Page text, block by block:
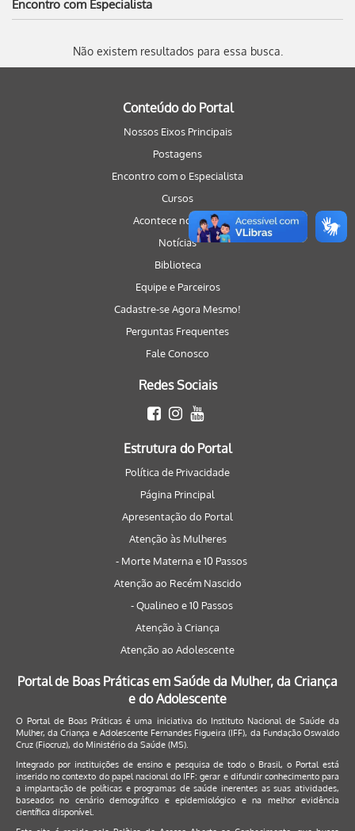
Encontro com Especialista
Não existem resultados para essa busca.
Conteúdo do Portal
Nossos Eixos Principais
Postagens
Encontro com o Especialista
Cursos
Acontece no Portal
Notícias
Biblioteca
Equipe e Parceiros
Cadastre-se Agora Mesmo!
Perguntas Frequentes
Fale Conosco
Redes Sociais
Estrutura do Portal
Política de Privacidade
Página Principal
Apresentação do Portal
Atenção às Mulheres
- Morte Materna e 10 Passos
Atenção ao Recém Nascido
- Qualineo e 10 Passos
Atenção à Criança
Atenção ao Adolescente
Portal de Boas Práticas em Saúde da Mulher, da Criança
e do Adolescente
O Portal de Boas Práticas é uma iniciativa do Instituto Nacional de Saúde da
Mulher, da Criança e Adolescente Fernandes Figueira (IFF), da Fundação Oswaldo
Cruz (Fiocruz), do Ministério da Saúde (MS).
Integrado por instituições de ensino e pesquisa de todo o Brasil, o Portal está
inserido no contexto do papel nacional do IFF: gerar e difundir conhecimento para
a implantação de políticas e programas de saúde inerentes as suas atividades,
baseados no cenário demográfico e epidemiológico e na melhor evidência
científica disponível.